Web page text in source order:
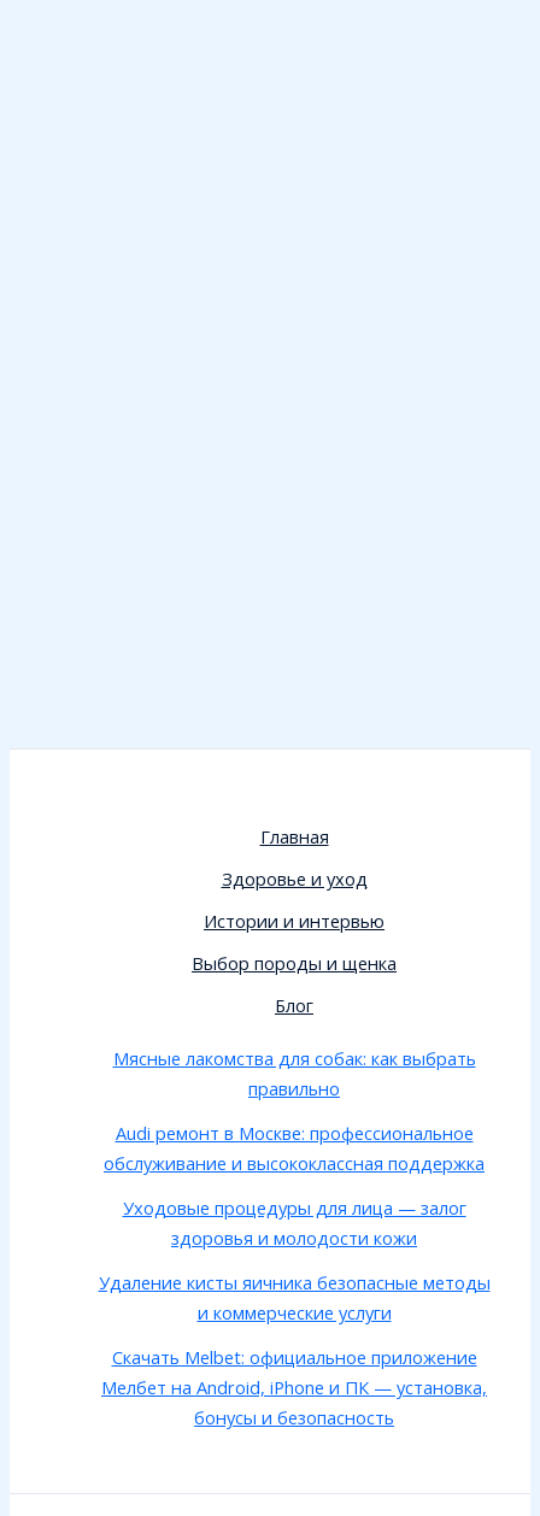
Главная
Здоровье и уход
Истории и интервью
Выбор породы и щенка
Блог
Мясные лакомства для собак: как выбрать
правильно
Audi ремонт в Москве: профессиональное
обслуживание и высококлассная поддержка
Уходовые процедуры для лица — залог
здоровья и молодости кожи
Удаление кисты яичника безопасные методы
и коммерческие услуги
Скачать Melbet: официальное приложение
Мелбет на Android, iPhone и ПК — установка,
бонусы и безопасность